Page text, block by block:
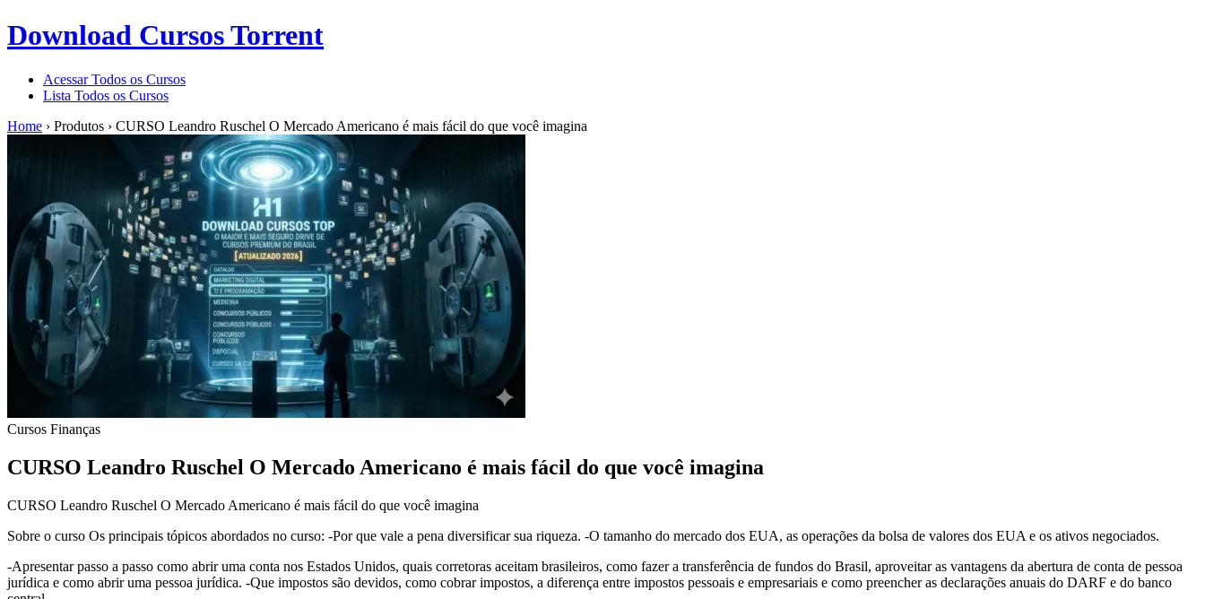
Download Cursos Torrent
Acessar Todos os Cursos
Lista Todos os Cursos
Home › Produtos › CURSO Leandro Ruschel O Mercado Americano é mais fácil do que você imagina
Cursos Finanças
CURSO Leandro Ruschel O Mercado Americano é mais fácil do que você imagina
CURSO Leandro Ruschel O Mercado Americano é mais fácil do que você imagina
Sobre o curso Os principais tópicos abordados no curso: -Por que vale a pena diversificar sua riqueza. -O tamanho do mercado dos EUA, as operações da bolsa de valores dos EUA e os ativos negociados.
-Apresentar passo a passo como abrir uma conta nos Estados Unidos, quais corretoras aceitam brasileiros, como fazer a transferência de fundos do Brasil, aproveitar as vantagens da abertura de conta de pessoa
jurídica e como abrir uma pessoa jurídica. -Que impostos são devidos, como cobrar impostos, a diferença entre impostos pessoais e empresariais e como preencher as declarações anuais do DARF e do banco